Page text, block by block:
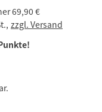
69,90 €
zzgl. Versand